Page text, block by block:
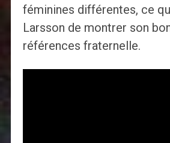
féminines différentes, ce
Larsson de montrer son
références fraternelle.